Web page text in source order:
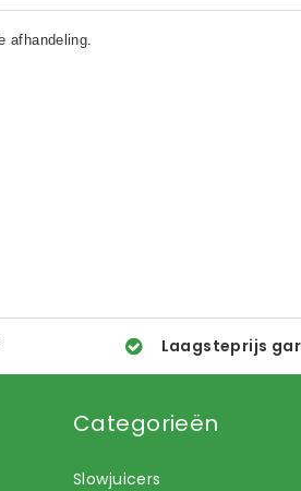
Laagsteprijs
Categorieën
Slowjuicers